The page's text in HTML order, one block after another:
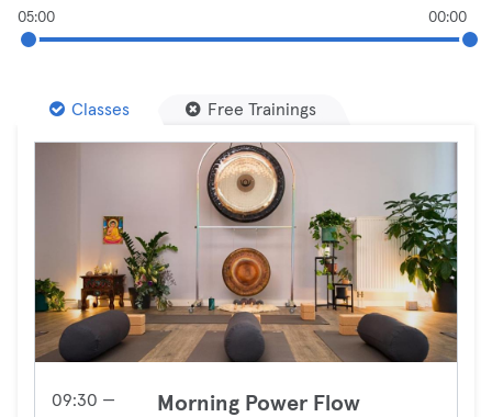
05:00 00:00
Classes Free Trainings
09:30 —
Morning Power Flow